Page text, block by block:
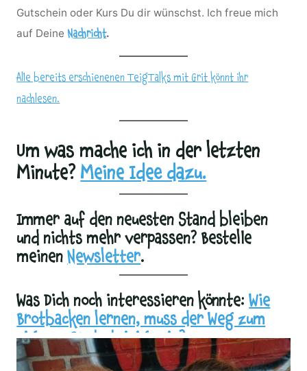
Gutschein oder Kurs Du dir wünschst. Ich freue mich
auf DeineNachricht.
Alle bereits erschienenen TeigTalks mit Grit könnt ihr
nachlesen.
Um was mache ich in der letzten
Minute? Meine Idee dazu.
Immer auf den neuesten Stand bleiben
und nichts mehr verpassen? Bestelle
meinenNewsletter.
Was Dich noch interessieren könnte: Wie
Brotbacken lernen, muss der Weg zum
eigenen Brot steinig sein?